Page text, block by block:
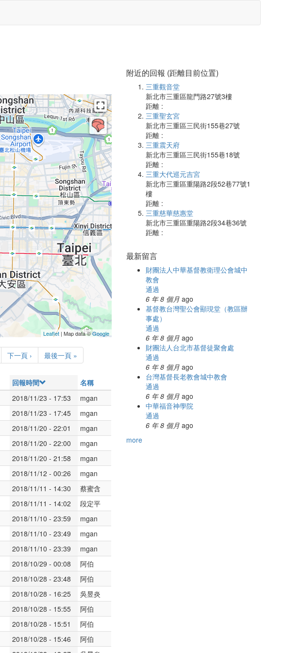
Leaflet| Map data ©Google
下一頁 › 最後一頁 »
回報時間
名稱
2018/11/23 - 17:53
mgan
2018/11/23 - 17:45
mgan
2018/11/20 - 22:01
mgan
2018/11/20 - 22:00
mgan
2018/11/20 - 21:58
mgan
2018/11/12 - 00:26
mgan
2018/11/11 - 14:30
蔡蜜含
2018/11/11 - 14:02
段定平
2018/11/10 - 23:59
mgan
2018/11/10 - 23:49
mgan
2018/11/10 - 23:39
mgan
2018/10/29 - 00:08
阿伯
2018/10/28 - 23:48
阿伯
2018/10/28 - 16:25
吳昱炎
2018/10/28 - 15:55
阿伯
2018/10/28 - 15:51
阿伯
2018/10/28 - 15:46
阿伯
附近的回報 (距離目前位置)
三重觀音堂
新北市三重區龍門路27號3樓
距離 :
三重聖玄宮
新北市三重區三民街155巷27號
距離 :
三重震天府
新北市三重區三民街155巷18號
距離 :
三重大代巡元吉宮
新北市三重區重陽路2段52巷77號1
樓
距離 :
三重慈華慈惠堂
新北市三重區重陽路2段34巷36號
距離 :
最新留言
財團法人中華基督教衛理公會城中
教會
通過
6 年 8 個月ago
基督教台灣聖公會顯現堂（教區辦
事處）
通過
6 年 8 個月ago
財團法人台北市基督徒聚會處
通過
6 年 8 個月ago
台灣基督長老教會城中教會
通過
6 年 8 個月ago
中華福音神學院
通過
6 年 8 個月ago
more